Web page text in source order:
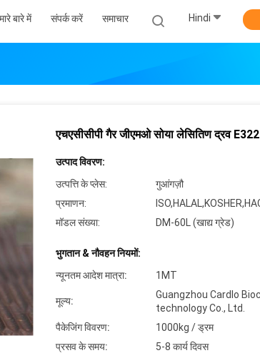
बारे में संपर्क करें समाचार Hindi
एचएसीसीपी गैर जीएमओ सोया लेसितिण द्रव E322
उत्पाद विवरण:
उत्पत्ति के प्लेस:
गुआंगज़ौ
प्रमाणन:
मॉडल संख्या:
DM-60L (खाद्य ग्रेड)
भुगतान & नौवहन नियमों:
न्यूनतम आदेश मात्रा:
1MT
मूल्य:
Guangzhou Cardlo
technology Co., Ltd.
पैकेजिंग विवरण:
1000kg / ड्रम
प्रसव के समय:
5-8 कार्य दिवस